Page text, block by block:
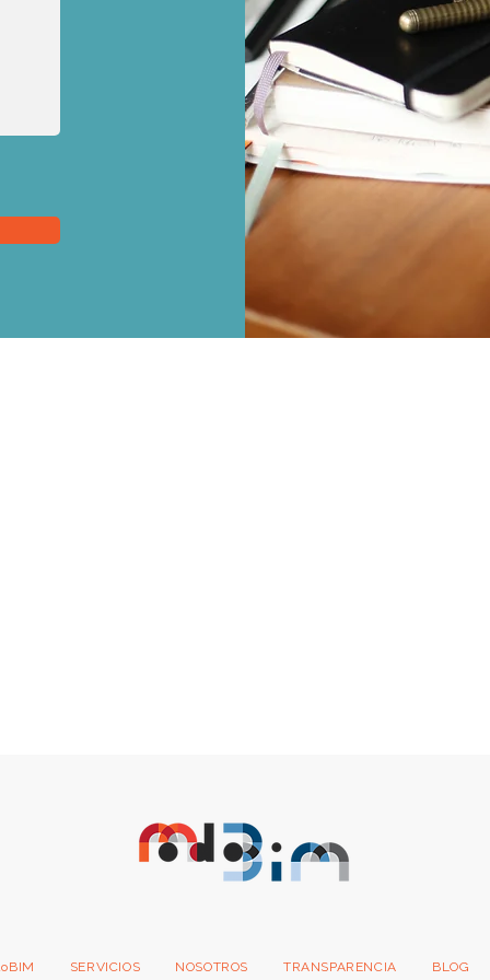
SERVICIOS NOSOTROS TRANSPARENCIA BLOG